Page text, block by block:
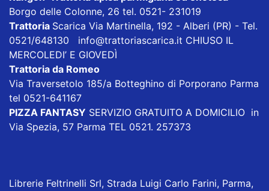
Borgo delle Colonne, 26 tel. 0521- 231019
Trattoria Scarica Via Martinella, 192 - Alberi (PR) - Tel.
0521/648130 info@trattoriascarica.it CHIUSO IL
MERCOLEDI’ E GIOVEDÌ
Trattoria da Romeo
Via Traversetolo 185/a Botteghino di Porporano Parma
tel 0521-641167
PIZZA FANTASY SERVIZIO GRATUITO A DOMICILIO in
Via Spezia, 57 Parma TEL 0521. 257373
Librerie Feltrinelli Srl, Strada Luigi Carlo Farini, Parma,